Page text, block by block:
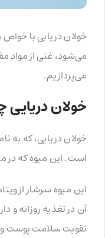
خولان دریایی با
می‌شود، غنی از مواد
می‌پردازیم.
خولان
خولان دریایی، که به
است. این میوه که در
آن در تغذیه روزانه
تقویت سلامت پوست